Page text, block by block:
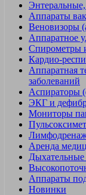
Аппараты
Веновизоры
Аппаратное
Спирометры
Кардио-
Аппаратная
заболеваний
Аспираторы
ЭКГ и
Мониторы
Аренда
Аппараты
Новинки